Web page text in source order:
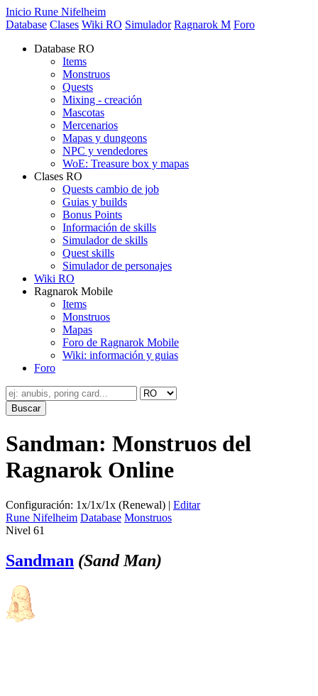
Inicio Rune Nifelheim
Database Clases Wiki RO Simulador Ragnarok M Foro
Database RO
Items
Monstruos
Quests
Mixing - creación
Mascotas
Mercenarios
Mapas y dungeons
NPC y vendedores
WoE: Treasure box y mapas
Clases RO
Quests cambio de job
Guias y builds
Bonus Points
Información de skills
Simulador de skills
Quest skills
Simulador de personajes
Wiki RO
Ragnarok Mobile
Items
Monstruos
Mapas
Foro de Ragnarok Mobile
Wiki: información y guias
Foro
Sandman: Monstruos del
Ragnarok Online
Configuración: 1x/1x/1x (Renewal) | Editar
Rune Nifelheim Database Monstruos
Nivel 61
Sandman (Sand Man)